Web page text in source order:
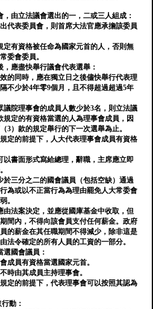
，由立法議會選出的一，二或三人組成：
代表委員會，則首席大法官應承擔該委員
定有資格被任命為國家元首的人，否則無
委會委員。
，應盡快舉行議會代表選舉：
的同時，應在獨立日之後儘快舉行代表理
不少於4年零9個月，且不得超過超過5年
議院理事會的成員人數少於3名，則立法議
規定的有資格當選的人為理事會成員，因
3）款的規定舉行的下一次選舉為止。
規定的前提下，人大代表理事會成員有資格
以書面形式寫給總理，辭職，主席應立即
於三分之二的國會議員（包括空缺）通過
為或以不正當行為為理由罷免人大常委會
。
由法案決定，並應從國庫基金中收取，但
間內，不得向該會員支付任何薪金。政府
的薪金在其任職期間不得減少，除非這是
法令確定的所有人員的工資的一部分。
選國會議員：
成員有資格當選國家元首。
時由其成員主持理事會。
規定的前提下，代表理事會可以按照其認為
動：